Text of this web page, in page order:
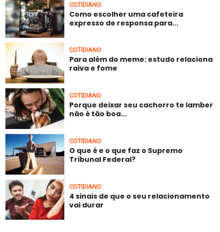
COTIDIANO
Como escolher uma cafeteira
expresso de responsa para...
COTIDIANO
Para além do meme: estudo relaciona
raiva e fome
COTIDIANO
Porque deixar seu cachorro te lamber
não é tão boa...
COTIDIANO
O que é e o que faz o Supremo
Tribunal Federal?
COTIDIANO
4 sinais de que o seu relacionamento
vai durar